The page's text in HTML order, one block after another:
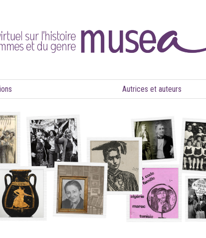
Autrices et auteurs